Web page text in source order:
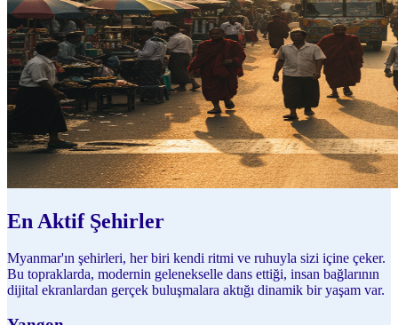
En Aktif Şehirler
Myanmar'ın şehirleri, her biri kendi ritmi ve ruhuyla sizi içine çeker.
Bu topraklarda, modernin gelenekselle dans ettiği, insan bağlarının
dijital ekranlardan gerçek buluşmalara aktığı dinamik bir yaşam var.